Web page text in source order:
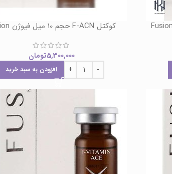
کوکتل F-ACN حجم 10 میل فیوژن Fusion
5,300,000تومان
افزودن به سبد خرید